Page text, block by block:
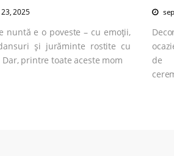
2025
nuntă e o poveste – cu emoții,
și jurăminte rostite cu
printre toate aceste mom
de